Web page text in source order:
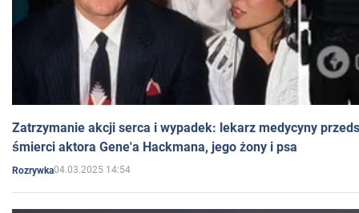
Zatrzymanie akcji serca i wypadek: lekarz medycyny
śmierci aktora Gene'a Hackmana, jego żony i psa
Rozrywka04.03.2025 14:54